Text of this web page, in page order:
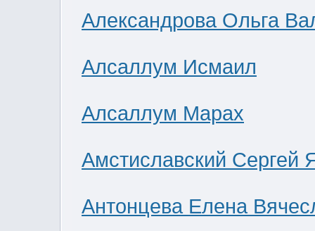
Александрова Ольга
Алсаллум Исмаил
Алсаллум Марах
Амстиславский Сергей
Антонцева Елена